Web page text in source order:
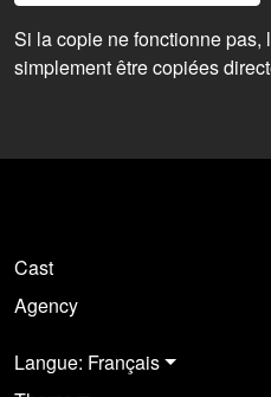
Si la copie ne fonctionne pas,
simplement être copiées
Cast
Agency
Langue: Français